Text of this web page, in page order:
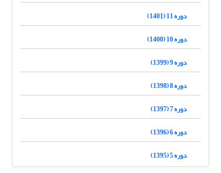
دوره 11 (1401)
دوره 10 (1400)
دوره 9 (1399)
دوره 8 (1398)
دوره 7 (1397)
دوره 6 (1396)
دوره 5 (1395)